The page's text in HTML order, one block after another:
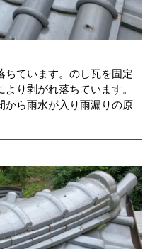
ちています。のし瓦を固定
り剥がれ落ちています。
から雨水が入り雨漏りの原